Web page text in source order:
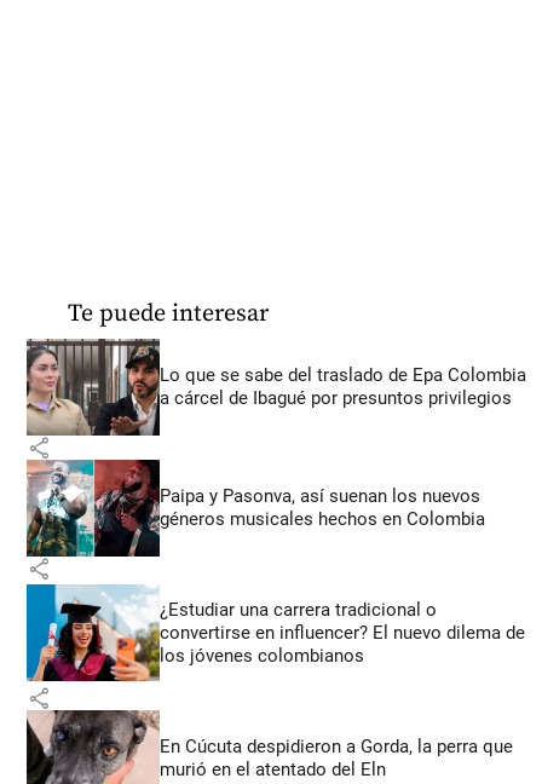
Te puede interesar
Lo que se sabe del traslado de Epa Colombia
a cárcel de Ibagué por presuntos privilegios
share
Paipa y Pasonva, así suenan los nuevos
géneros musicales hechos en Colombia
share
¿Estudiar una carrera tradicional o
convertirse en influencer? El nuevo dilema de
los jóvenes colombianos
share
En Cúcuta despidieron a Gorda, la perra que
murió en el atentado del Eln